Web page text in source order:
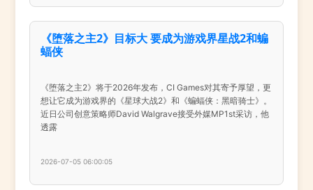
《堕落之主2》目标大 要成为游戏界星战2和蝙
蝠侠
《堕落之主2》将于2026年发布，CI Games对其寄予厚望，更
想让它成为游戏界的《星球大战2》和《蝙蝠侠：黑暗骑士》。
近日公司创意策略师David Walgrave接受外媒MP1st采访，他
透露
2026-07-05 06:00:05